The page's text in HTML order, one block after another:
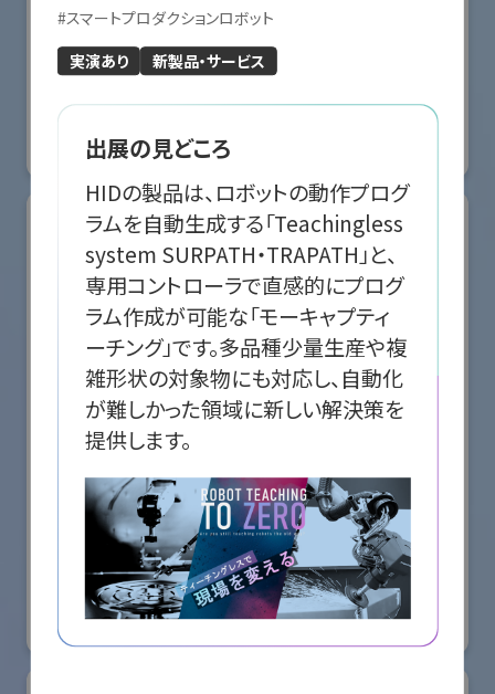
#スマートプロダクションロボット
実演あり
新製品・サービス
出展の見どころ
HIDの製品は、ロボットの動作プログ
ラムを自動生成する「Teachingless
system SURPATH・TRAPATH」と、
専用コントローラで直感的にプログ
ラム作成が可能な「モーキャプティ
ーチング」です。多品種少量生産や複
雑形状の対象物にも対応し、自動化
が難しかった領域に新しい解決策を
提供します。
国際ロボット展
#スマートプロダクションロボット #スマートコミュニティロボット
リアル会場小間番号 : E5-10
株式会社クリエイティブテクノロジー
国際ロボット展
#スマートプロダクションロボット #スマートコミュニティロボット
リアル会場小間番号 : E5-08